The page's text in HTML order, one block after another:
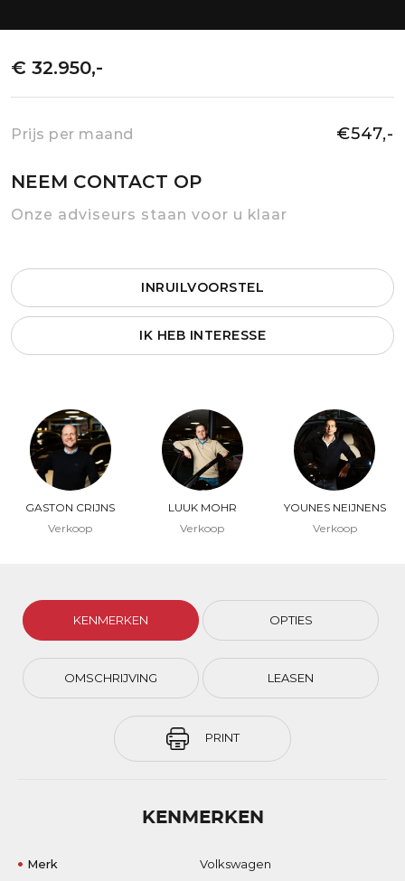
€ 32.950,-
Prijs per maand €547,-
NEEM CONTACT OP
Onze adviseurs staan voor u klaar
INRUILVOORSTEL
IK HEB INTERESSE
GASTON CRIJNS
Verkoop
LUUK MOHR
Verkoop
YOUNES NEIJNENS
Verkoop
KENMERKEN OPTIES
OMSCHRIJVING LEASEN
PRINT
KENMERKEN
Merk
Volkswagen